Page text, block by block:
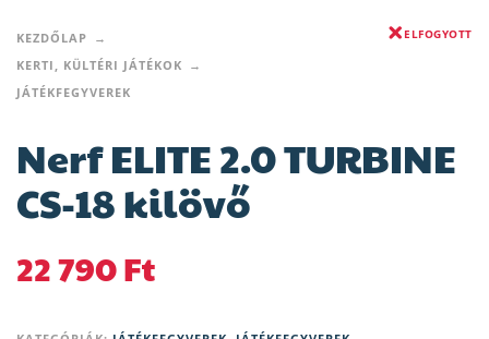
KEZDŐLAP
KERTI, KÜLTÉRI JÁTÉKOK
JÁTÉKFEGYVEREK
ELFOGYOTT
Nerf ELITE 2.0 TURBINE
CS-18 kilövő
22 790Ft